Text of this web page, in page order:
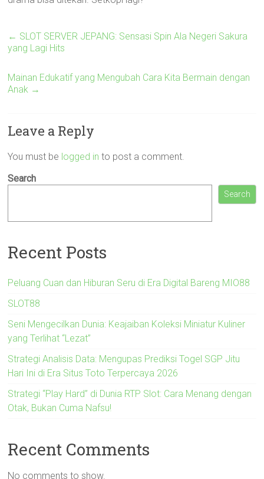
← SLOT SERVER JEPANG: Sensasi Spin Ala Negeri Sakura
yang Lagi Hits
Mainan Edukatif yang Mengubah Cara Kita Bermain dengan
Anak →
Leave a Reply
You must be logged in to post a comment.
Search
Search
Recent Posts
Peluang Cuan dan Hiburan Seru di Era Digital Bareng MIO88
SLOT88
Seni Mengecilkan Dunia: Keajaiban Koleksi Miniatur Kuliner
yang Terlihat “Lezat”
Strategi Analisis Data: Mengupas Prediksi Togel SGP Jitu
Hari Ini di Era Situs Toto Terpercaya 2026
Strategi “Play Hard” di Dunia RTP Slot: Cara Menang dengan
Otak, Bukan Cuma Nafsu!
Recent Comments
No comments to show.